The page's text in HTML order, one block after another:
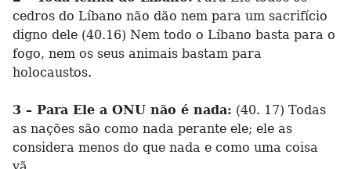
cedros do Líbano não dão nem para um sacrifício
digno dele (40.16) Nem todo o Líbano basta para o
fogo, nem os seus animais bastam para
holocaustos.
3 – Para Ele a ONU não é nada: (40. 17) Todas
as nações são como nada perante ele; ele as
considera menos do que nada e como uma coisa